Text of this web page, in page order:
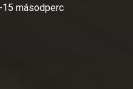
másodperc